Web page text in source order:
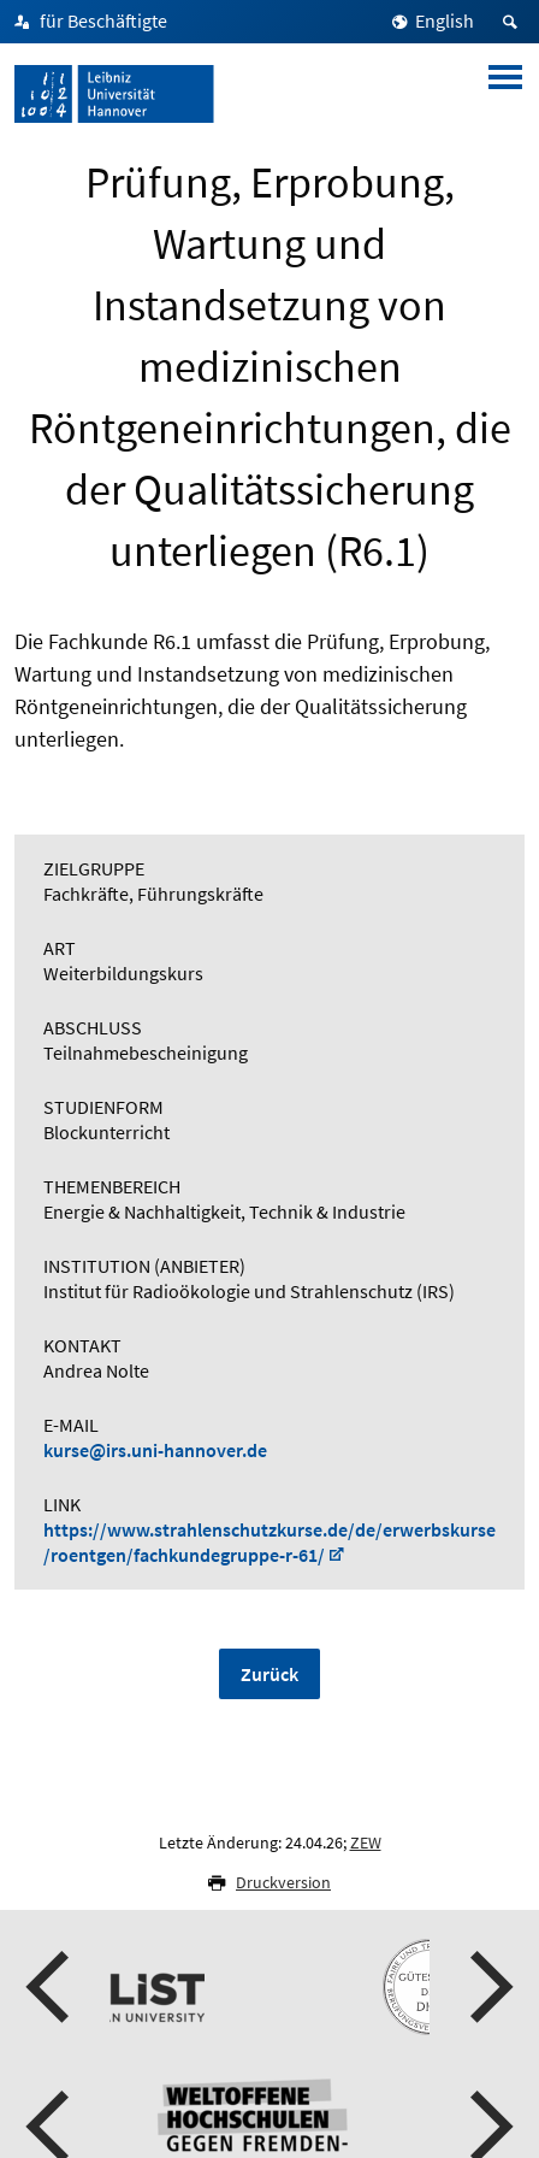
für Beschäftigte English
Prüfung, Erprobung,
Wartung und
Instandsetzung von
medizinischen
Röntgeneinrichtungen, die
der Qualitätssicherung
unterliegen (R6.1)
Die Fachkunde R6.1 umfasst die Prüfung, Erprobung,
Wartung und Instandsetzung von medizinischen
Röntgeneinrichtungen, die der Qualitätssicherung
unterliegen.
ZIELGRUPPE
Fachkräfte, Führungskräfte
ART
Weiterbildungskurs
ABSCHLUSS
Teilnahmebescheinigung
STUDIENFORM
Blockunterricht
THEMENBEREICH
Energie & Nachhaltigkeit, Technik & Industrie
INSTITUTION (ANBIETER)
Institut für Radioökologie und Strahlenschutz (IRS)
KONTAKT
Andrea Nolte
E-MAIL
kurse@irs.uni-hannover.de
LINK
https://www.strahlenschutzkurse.de/de/erwerbskurse
/roentgen/fachkundegruppe-r-61/
Zurück
Letzte Änderung: 24.04.26;ZEW
Druckversion